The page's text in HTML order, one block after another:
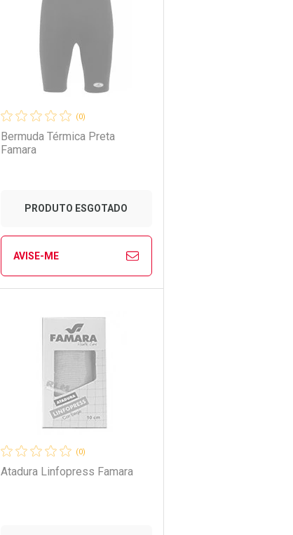
Laboratório
Ver Desconto Convênio
Por Menos
(0)
Bermuda Térmica Preta
Famara
PRODUTO ESGOTADO
AVISE-ME
Laboratório
Por Menos
(0)
Atadura Linfopress Famara